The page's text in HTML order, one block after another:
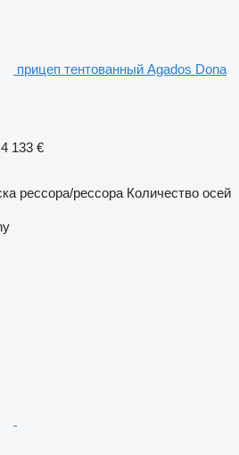
прицеп тентованный Agados Dona
133 €
рессора/рессора Количество осей